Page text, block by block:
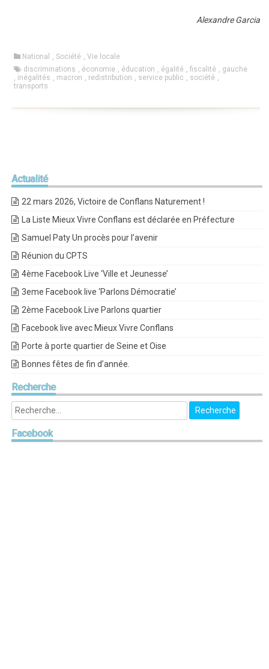
Alexandre Garcia
National ,Société ,Vie locale
discriminations
économie éducation égalité ,fiscalité
gauche
inégalités macron redistribution service public société
transports
Actualité
22 mars 2026, Victoire de Conflans Naturement !
La Liste Mieux Vivre Conflans est déclarée en Préfecture
Samuel Paty Un procès pour l’avenir
Réunion du CPTS
4ème Facebook Live ‘Ville et Jeunesse’
3eme Facebook live ‘Parlons Démocratie’
2ème Facebook Live Parlons quartier
Facebook live avec Mieux Vivre Conflans
Porte à porte quartier de Seine et Oise
Bonnes fêtes de fin d’année.
Recherche
Facebook